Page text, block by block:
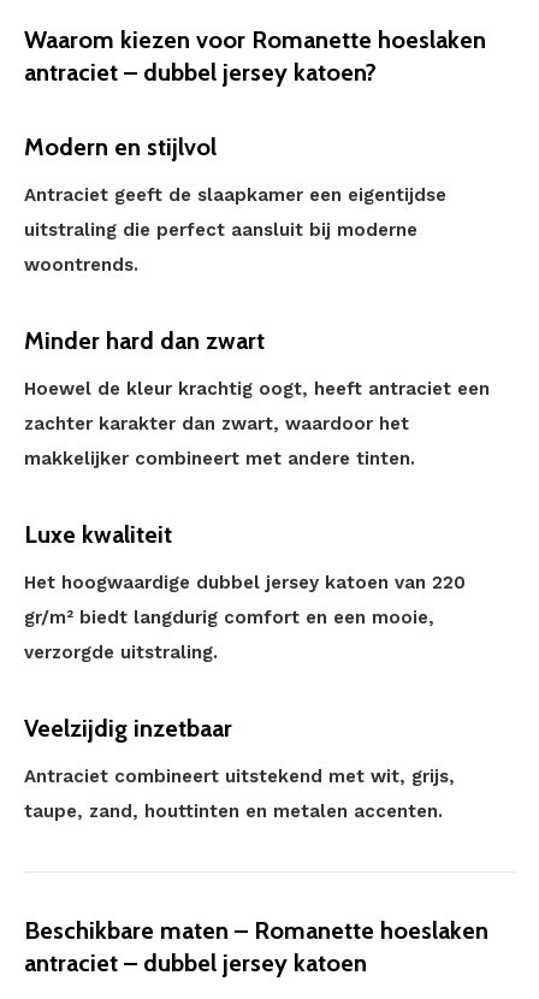
Waarom kiezen voor Romanette hoeslaken
antraciet – dubbel jersey katoen?
Modern en stijlvol
Antraciet geeft de slaapkamer een eigentijdse
uitstraling die perfect aansluit bij moderne
woontrends.
Minder hard dan zwart
Hoewel de kleur krachtig oogt, heeft antraciet een
zachter karakter dan zwart, waardoor het
makkelijker combineert met andere tinten.
Luxe kwaliteit
Het hoogwaardige dubbel jersey katoen van 220
gr/m² biedt langdurig comfort en een mooie,
verzorgde uitstraling.
Veelzijdig inzetbaar
Antraciet combineert uitstekend met wit, grijs,
taupe, zand, houttinten en metalen accenten.
Beschikbare maten – Romanette hoeslaken
antraciet – dubbel jersey katoen